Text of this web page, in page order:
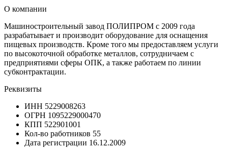
О компании
Машиностроительный завод ПОЛИПРОМ с 2009 года
разрабатывает и производит оборудование для оснащения
пищевых производств. Кроме того мы предоставляем услуги
по высокоточной обработке металлов, сотрудничаем с
предприятиями сферы ОПК, а также работаем по линии
субконтрактации.
Реквизиты
ИНН 5229008263
ОГРН 1095229000470
КПП 522901001
Кол-во работников 55
Дата регистрации 16.12.2009